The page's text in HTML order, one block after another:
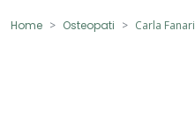
Home Osteopati Carla Fanari